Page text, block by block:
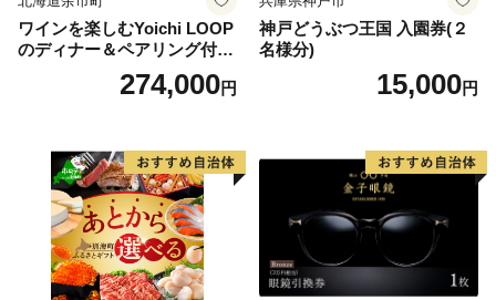
ワインを楽しむYoichi LOOP
のディナー＆ペアリング付宿
泊プラン＜デラックスツイン
274,000円
神戸どうぶつ王国 入園券(２
名様分)
15,000円